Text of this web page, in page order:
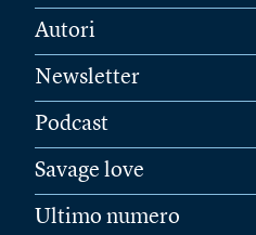
Autori
Newsletter
Podcast
Savage love
Ultimo numero